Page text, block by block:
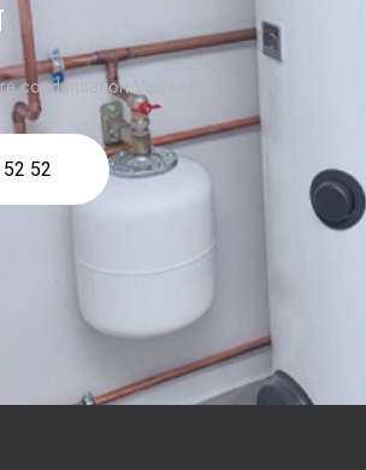
condensation Valbonne
52